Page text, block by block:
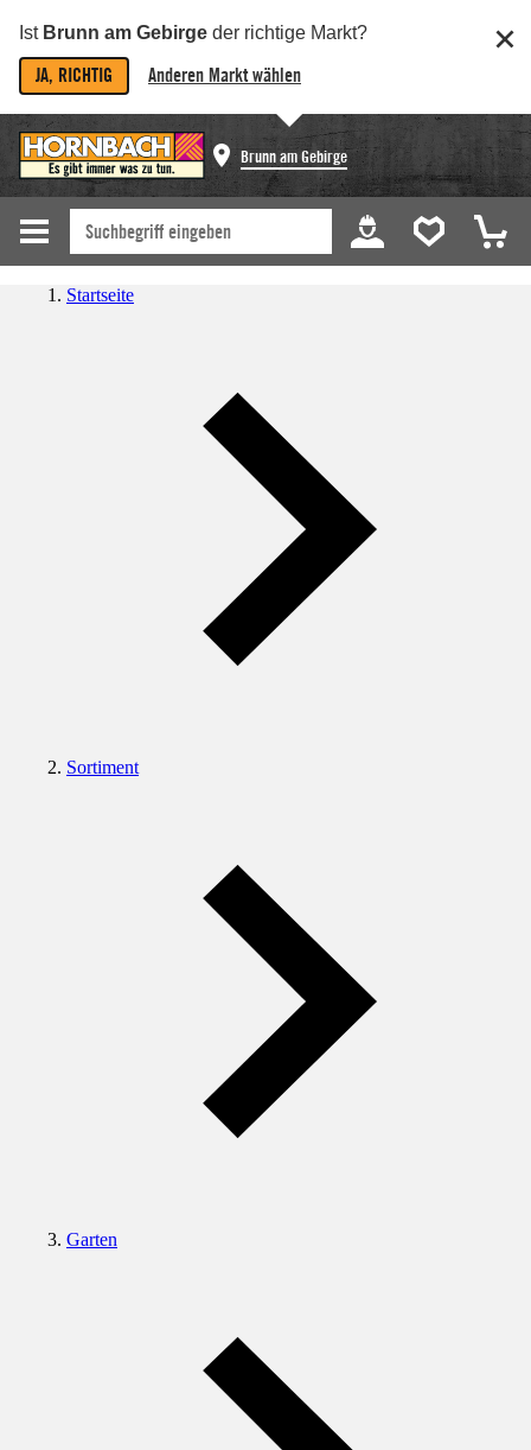
Ist Brunn am Gebirge der richtige Markt?
JA, RICHTIG Anderen Markt wählen
Brunn am Gebirge
Startseite
Sortiment
Garten